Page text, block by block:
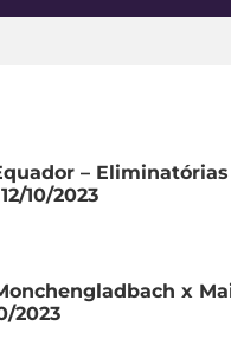
–
10/2023
x
2023